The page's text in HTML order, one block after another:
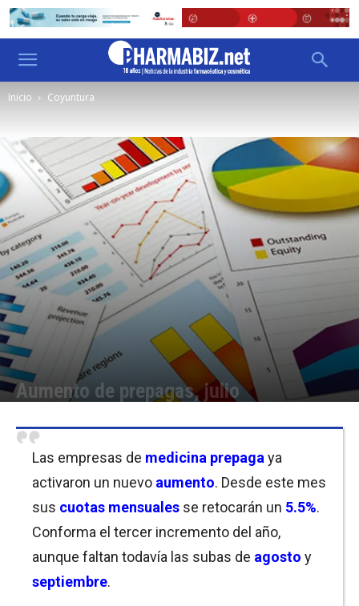
Inicio Coyuntura
Aumento de prepagas, julio
Las empresas de medicina prepaga ya
activaron un nuevo aumento. Desde este mes
sus cuotas mensuales se retocarán un 5.5%.
Conforma el tercer incremento del año,
aunque faltan todavía las subas de agosto y
septiembre.